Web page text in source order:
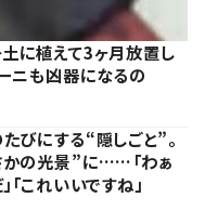
に植えて3ヶ月放置し
ニも凶器になるの
びにする“隠しごと”。
の光景”に……「わぁ
「これいいですね」